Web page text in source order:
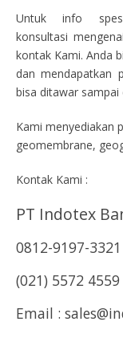
Untuk info
konsultasi
kontak Kami. Anda
dan mendapatkan
bisa ditawar sampai
Kami menyediakan
geomembrane,
Kontak Kami :
PT Indotex
0812-9197-3321
(021) 5572 4559
Email :